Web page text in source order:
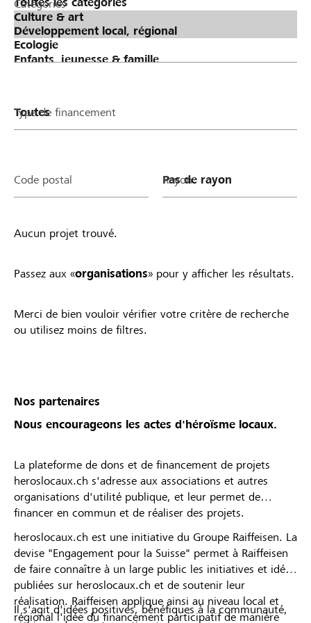
Catégories
Type de financement
Code postal Rayon
Aucun projet trouvé.
Passez aux «organisations» pour y afficher les résultats.
Merci de bien vouloir vérifier votre critère de recherche
ou utilisez moins de filtres.
Nos partenaires
Nous encourageons les actes d'héroïsme locaux.
La plateforme de dons et de financement de projets
heroslocaux.ch s'adresse aux associations et autres
organisations d'utilité publique, et leur permet de
financer en commun et de réaliser des projets.
heroslocaux.ch est une initiative du Groupe Raiffeisen. La
devise "Engagement pour la Suisse" permet à Raiffeisen
de faire connaître à un large public les initiatives et idées
publiées sur heroslocaux.ch et de soutenir leur
réalisation. Raiffeisen applique ainsi au niveau local et
régional l'idée du financement participatif de manière
Il s'agit d'idées positives, bénéfiques à la communauté,